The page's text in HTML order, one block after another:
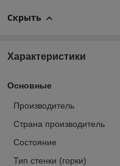
Скрыть
Характеристики
Основные
Производитель
Страна производитель
Состояние
Тип стенки (горки)